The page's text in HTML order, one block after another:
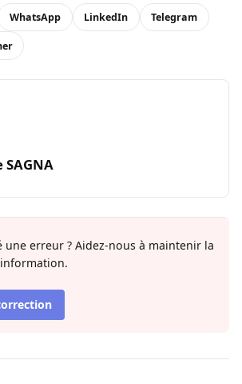
WhatsApp LinkedIn Telegram
SAGNA
une erreur ? Aidez-nous à maintenir la